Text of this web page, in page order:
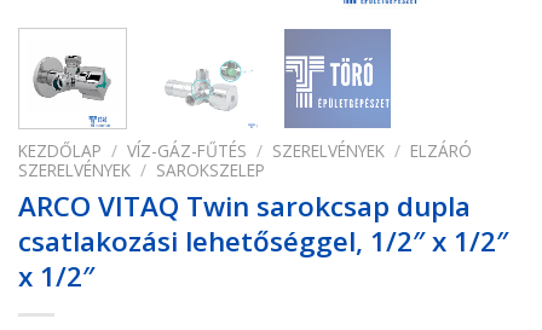
KEZDŐLAP / VÍZ-GÁZ-FŰTÉS / SZERELVÉNYEK / ELZÁRÓ
SZERELVÉNYEK / SAROKSZELEP
ARCO VITAQ Twin sarokcsap dupla
csatlakozási lehetőséggel, 1/2″ x 1/2″
x 1/2″